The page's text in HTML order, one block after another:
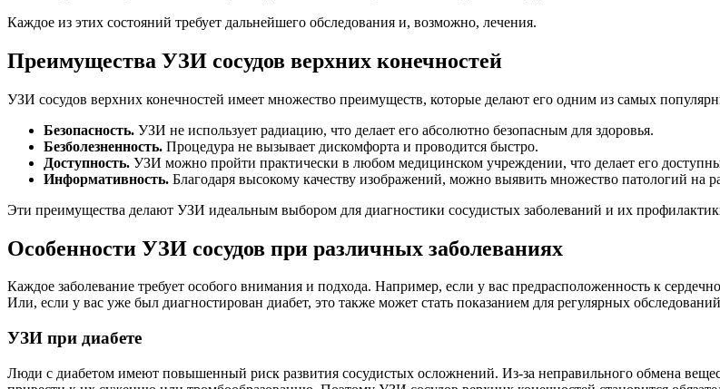
Каждое из этих состояний требует дальнейшего обследования и, возможно, лечения.
Преимущества УЗИ сосудов верхних конечностей
УЗИ сосудов верхних конечностей имеет множество преимуществ, которые делают его одним из самых
Безопасность. УЗИ не использует радиацию, что делает его абсолютно безопасным для здоровья.
Безболезненность. Процедура не вызывает дискомфорта и проводится быстро.
Доступность. УЗИ можно пройти практически в любом медицинском учреждении, что делает его
Информативность. Благодаря высокому качеству изображений, можно выявить множество патологий на
Эти преимущества делают УЗИ идеальным выбором для диагностики сосудистых заболеваний и их
Особенности УЗИ сосудов при различных заболеваниях
Каждое заболевание требует особого внимания и подхода. Например, если у вас предрасположенность к
Или, если у вас уже был диагностирован диабет, это также может стать показанием для регулярных
УЗИ при диабете
Люди с диабетом имеют повышенный риск развития сосудистых осложнений. Из-за неправильного обмена